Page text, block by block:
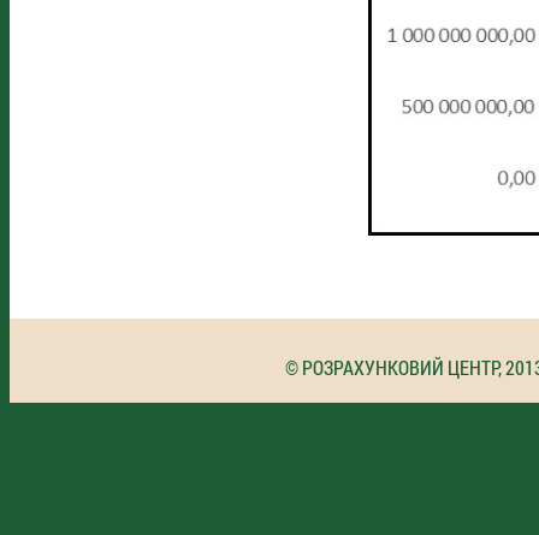
© РОЗРАХУНКОВИЙ ЦЕНТР,